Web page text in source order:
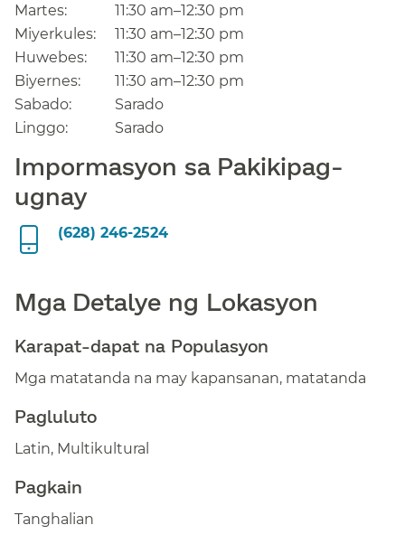
Martes:​​
11:30 am–12:30 pm​​
Miyerkules:​​
11:30 am–12:30 pm​​
Huwebes:​​
11:30 am–12:30 pm​​
Biyernes:​​
11:30 am–12:30 pm​​
Sabado:​​
Sarado​​
Linggo:​​
Sarado​​
Impormasyon sa Pakikipag-
ugnay​​
(628) 246-2524​​
Mga Detalye ng Lokasyon​​
Karapat-dapat na Populasyon​​
Mga matatanda na may kapansanan, matatanda​​
Pagluluto​​
Latin, Multikultural​​
Pagkain​​
Tanghalian​​